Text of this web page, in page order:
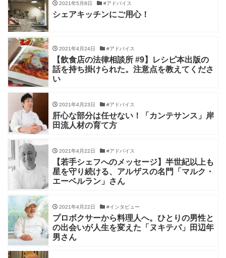
2021年5月8日 #アドバイス
シェアキッチンにご用心！
2021年4月24日 #アドバイス
【飲食店の法律相談所 #9】レシピ本出版の
話を持ち掛けられた。注意点を教えてくださ
い
2021年4月23日 #アドバイス
肝心な部分は任せない！「カンテサンス」岸
田流人材の育て方
2021年4月22日 #アドバイス
【若手シェフへのメッセージ】半世紀以上も
星を守り続ける、アルザスの名門「マルク・
エーベルラン」さん
2021年4月22日 #インタビュー
プロボクサーから料理人へ。ひとりの男性と
の出会いが人生を変えた「ヌキテパ」田辺年
男さん